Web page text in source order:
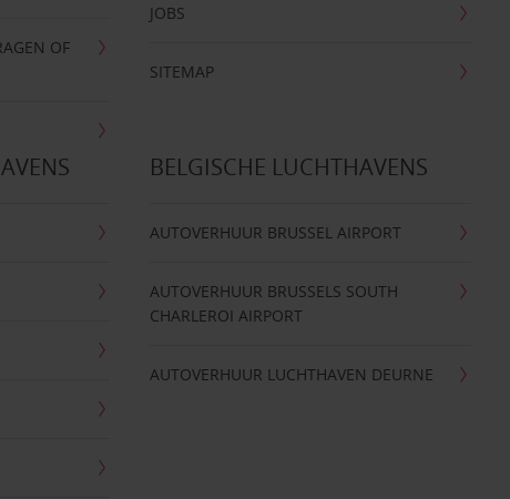
OF
JOBS
SITEMAP
BELGISCHE LUCHTHAVENS
AUTOVERHUUR BRUSSEL AIRPORT
AUTOVERHUUR BRUSSELS SOUTH
CHARLEROI AIRPORT
AUTOVERHUUR LUCHTHAVEN DEURNE